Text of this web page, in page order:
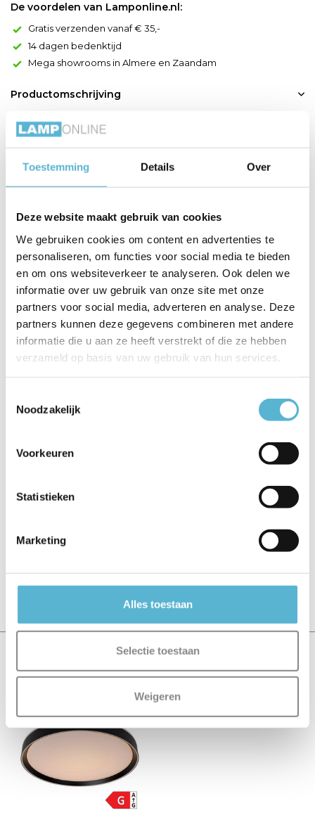
Toestemming Details Over
Deze website maakt gebruik van cookies
We gebruiken cookies om content en advertenties te
personaliseren, om functies voor social media te bieden
en om ons websiteverkeer te analyseren. Ook delen we
informatie over uw gebruik van onze site met onze
partners voor social media, adverteren en analyse. Deze
partners kunnen deze gegevens combineren met andere
informatie die u aan ze heeft verstrekt of die ze hebben
verzameld op basis van uw gebruik van hun services.
Noodzakelijk
Voorkeuren
Statistieken
Marketing
Alles toestaan
Selectie toestaan
Weigeren
De voordelen van Lamponline.nl:
Gratis verzenden vanaf € 35,-
14 dagen bedenktijd
Mega showrooms in Almere en Zaandam
Productomschrijving
Nuria is een bijzonder moderne plafonnière vervaardigd uit
hoogwaardig acrylaat. Dit maakt haar vederlicht en laat het licht
schijnen. Met een diameter van 50 centimeter is deze elegante
dame je perfecte compagnon in de keuken, woonkamer of hal.
Productspecificaties
Artikelnummer 79182/36/30
5411212791795
Leverancier Lucide
Vergelijk
Reviews